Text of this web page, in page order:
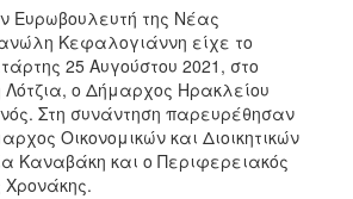
Ευρωβουλευτή της Νέας
Κεφαλογιάννη είχε το
25 Αυγούστου 2021, στο
Λότζια, ο Δήμαρχος Ηρακλείου
Στη συνάντηση παρευρέθησαν
Οικονομικών και Διοικητικών
Καναβάκη και ο Περιφερειακός
Χρονάκης.